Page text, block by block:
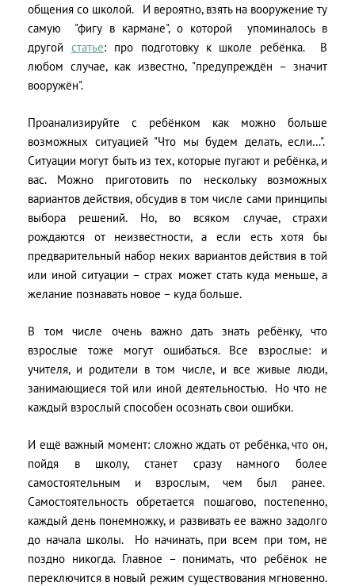
общения со школой.
И вероятно, взять на вооружение ту
самую
"фигу в кармане", о которой
упоминалось в
другой статье: про подготовку к школе ребёнка.
В
любом случае, как известно, "предупреждён – значит
вооружён".
Проанализируйте с ребёнком как можно больше
возможных ситуацией "Что мы будем делать, если…".
Ситуации могут быть из тех, которые пугают и ребёнка, и
вас. Можно приготовить по нескольку возможных
вариантов действия, обсудив в том числе сами принципы
выбора решений. Но, во всяком случае, страхи
рождаются от неизвестности, а если есть хотя бы
предварительный набор неких вариантов действия в той
или иной ситуации – страх может стать куда меньше, а
желание познавать новое – куда больше.
В том числе очень важно дать знать ребёнку, что
взрослые тоже могут ошибаться. Все взрослые: и
учителя, и родители в том числе, и все живые люди,
занимающиеся той или иной деятельностью.
Но что не
каждый взрослый способен осознать свои ошибки.
И ещё важный момент: сложно ждать от ребёнка, что он,
пойдя в школу, станет сразу намного более
самостоятельным и взрослым, чем был ранее.
Самостоятельность обретается пошагово, постепенно,
каждый день понемножку, и развивать ее важно задолго
до начала школы.
Но начинать, при всем при том, не
поздно никогда. Главное – понимать, что ребёнок не
переключится в новый режим существования мгновенно.